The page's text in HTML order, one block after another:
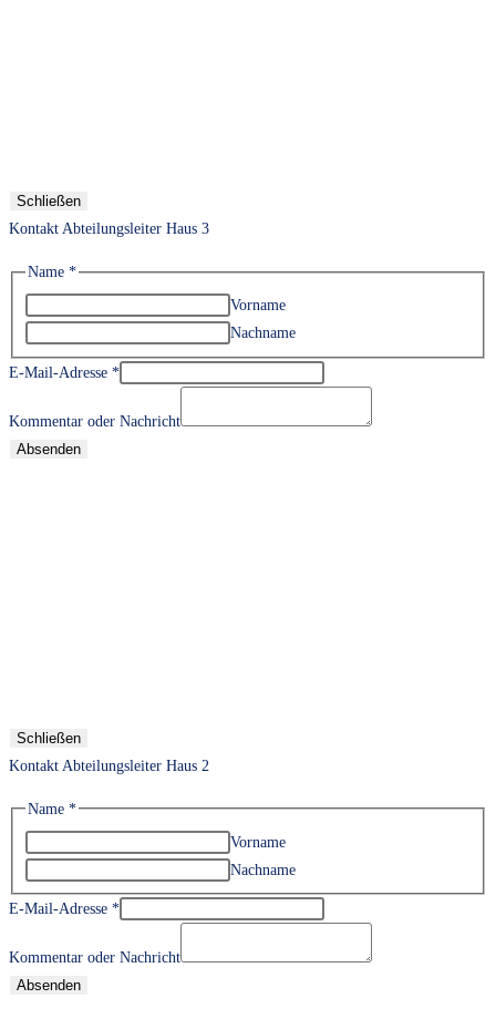
Schließen
Kontakt Abteilungsleiter Haus 3
Name *
Vorname
Nachname
E-Mail-Adresse *
Kommentar oder Nachricht
Absenden
Schließen
Kontakt Abteilungsleiter Haus 2
Name *
Vorname
Nachname
E-Mail-Adresse *
Kommentar oder Nachricht
Absenden